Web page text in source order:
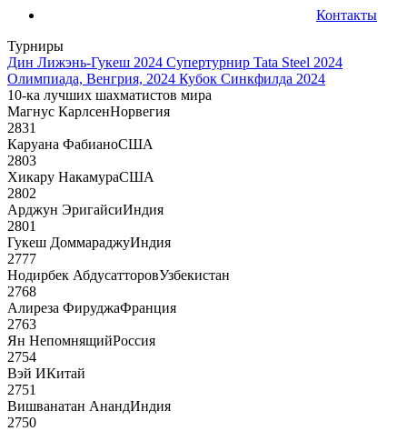
Контакты
Турниры
Дин Лижэнь-Гукеш 2024 Супертурнир Tata Steel 2024
Олимпиада, Венгрия, 2024 Кубок Синкфилда 2024
10-ка лучших шахматистов мира
Магнус КарлсенНорвегия
2831
Каруана ФабианоСША
2803
Хикару НакамураСША
2802
Арджун ЭригайсиИндия
2801
Гукеш ДоммараджуИндия
2777
Нодирбек АбдусатторовУзбекистан
2768
Алиреза ФируджаФранция
2763
Ян НепомнящийРоссия
2754
Вэй ИКитай
2751
Вишванатан АнандИндия
2750